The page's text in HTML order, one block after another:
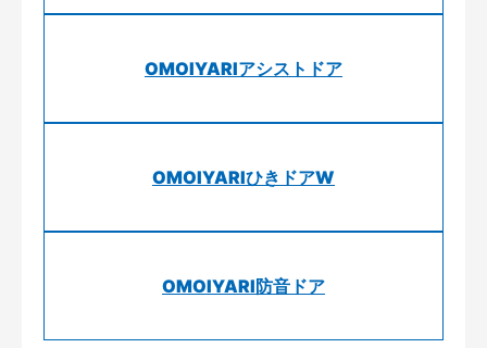
OMOIYARIアシストドア
OMOIYARIひきドアW
OMOIYARI防音ドア